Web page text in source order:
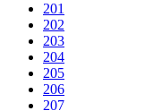
201
202
203
204
205
206
207